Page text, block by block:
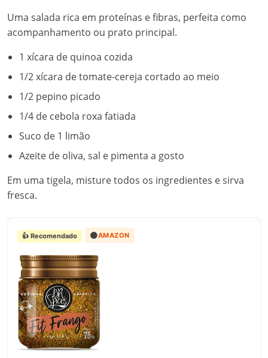
Uma salada rica em proteínas e fibras, perfeita como
acompanhamento ou prato principal.
1 xícara de quinoa cozida
1/2 xícara de tomate-cereja cortado ao meio
1/2 pepino picado
1/4 de cebola roxa fatiada
Suco de 1 limão
Azeite de oliva, sal e pimenta a gosto
Em uma tigela, misture todos os ingredientes e sirva
fresca.
👍 Recomendado 🟠AMAZON